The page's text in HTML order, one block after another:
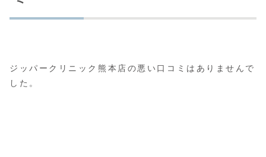
ジッパークリニック熊本店の悪い口コミはありませんで
した。